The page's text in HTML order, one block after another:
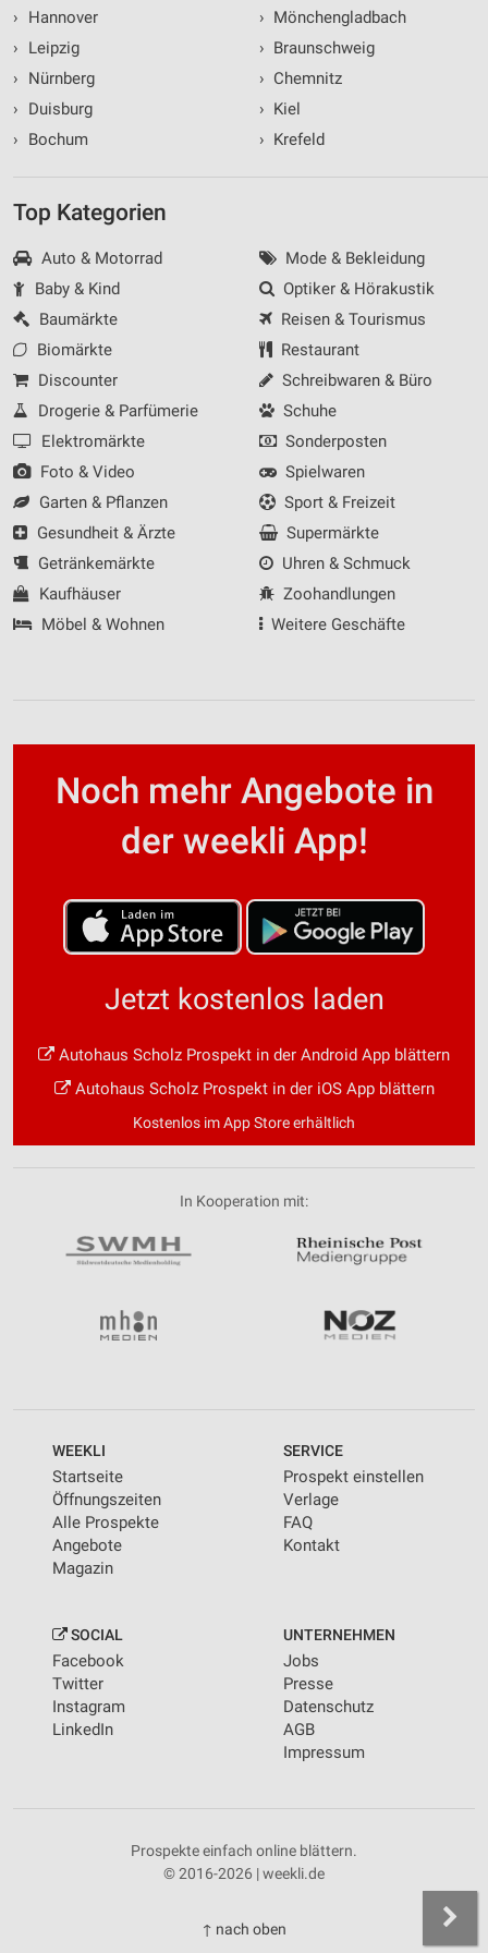
›
Hannover
›
Leipzig
›
Nürnberg
›
Duisburg
›
Bochum
› Mönchengladbach
› Braunschweig
› Chemnitz
› Kiel
› Krefeld
Top Kategorien
Auto & Motorrad
Baby & Kind
Baumärkte
Biomärkte
Discounter
Drogerie & Parfümerie
Elektromärkte
Foto & Video
Garten & Pflanzen
Gesundheit & Ärzte
Getränkemärkte
Kaufhäuser
Möbel & Wohnen
Mode & Bekleidung
Optiker & Hörakustik
Reisen & Tourismus
Restaurant
Schreibwaren & Büro
Schuhe
Sonderposten
Spielwaren
Sport & Freizeit
Supermärkte
Uhren & Schmuck
Zoohandlungen
Weitere Geschäfte
Noch mehr Angebote in
der weekli App!
Jetzt kostenlos laden
Autohaus Scholz Prospekt in der Android App blättern
Autohaus Scholz Prospekt in der iOS App blättern
Kostenlos im App Store erhältlich
In Kooperation mit:
WEEKLI
Startseite
Öffnungszeiten
Alle Prospekte
Angebote
Magazin
SERVICE
Prospekt einstellen
Verlage
FAQ
Kontakt
SOCIAL
Facebook
Twitter
Instagram
LinkedIn
UNTERNEHMEN
Jobs
Presse
Datenschutz
AGB
Impressum
Prospekte einfach online blättern.
© 2016-2026 | weekli.de
↑ nach oben
Verwendung von Profilen zur Auswahl
personalisierter Inhalte
Messung der Werbeleistung
Messung der Performance von Inhalten
Kombinationen von Daten aus verschiedenen
Entwicklung und Verbesserung der Angebote
Verwendung reduzierter Daten zur Auswahl von
Inhalten
IAB-Besonderheiten:
Verwendung genauer Standortdaten
Informationen identifizieren
Nicht-IAB-Verarbeitungszwecke:
Notwendig
Performance
Funktional